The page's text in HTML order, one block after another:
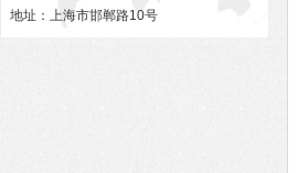
地址：上海市邯郸路10号